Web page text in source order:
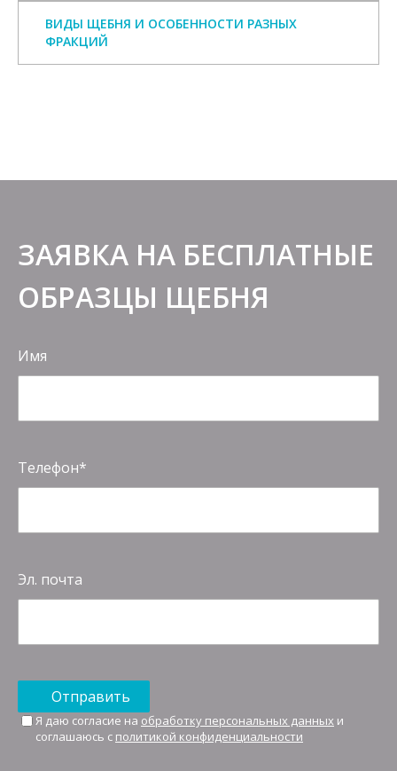
ВИДЫ ЩЕБНЯ И ОСОБЕННОСТИ РАЗНЫХ
ФРАКЦИЙ
ЗАЯВКА НА БЕСПЛАТНЫЕ
ОБРАЗЦЫ ЩЕБНЯ
Имя
Телефон
Эл. почта
Я даю согласие на обработку персональных данных и
соглашаюсь с политикой конфиденциальности
Отправить